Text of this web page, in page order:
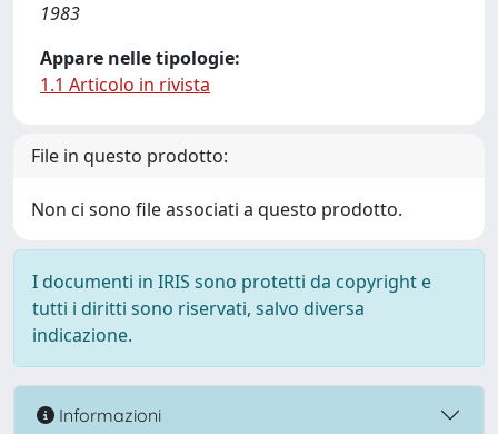
1983
Appare nelle tipologie:
1.1 Articolo in rivista
File in questo prodotto:
Non ci sono file associati a questo prodotto.
I documenti in IRIS sono protetti da copyright e
tutti i diritti sono riservati, salvo diversa
indicazione.
Informazioni